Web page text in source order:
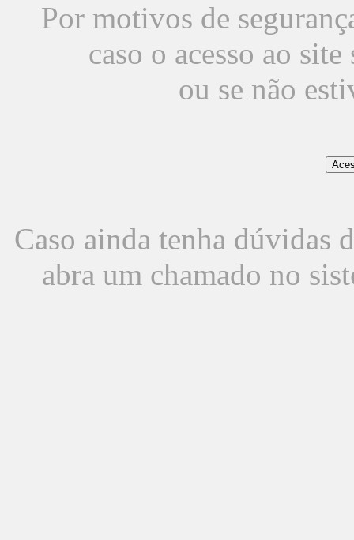
Por motivos de
caso o acesso ao
ou se não
Caso ainda tenha dúvidas
abra um chamado no